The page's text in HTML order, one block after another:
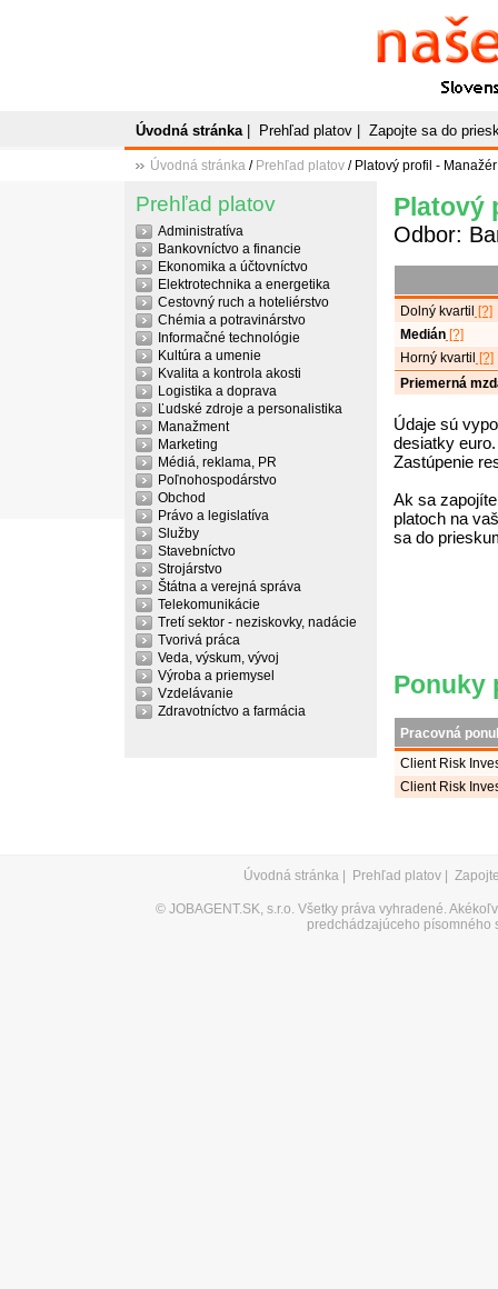
Naše
Slovenský
Úvodná stránka| Prehľad platov Zapojte sa do
Úvodná stránka / Prehľad platov / Platový profil -
Prehľad platov
Administratíva
Bankovníctvo a financie
Ekonomika a účtovníctvo
Elektrotechnika a energetika
Cestovný ruch a hoteliérstvo
Chémia a potravinárstvo
Informačné technológie
Kultúra a umenie
Kvalita a kontrola akosti
Logistika a doprava
Ľudské zdroje a personalistika
Manažment
Marketing
Médiá, reklama, PR
Poľnohospodárstvo
Obchod
Právo a legislatíva
Služby
Stavebníctvo
Strojárstvo
Štátna a verejná správa
Telekomunikácie
Tretí sektor - neziskovky, nadácie
Tvorivá práca
Veda, výskum, vývoj
Výroba a priemysel
Vzdelávanie
Zdravotníctvo a farmácia
Platový
Odbor:
Dolný kvartil
[?]
Medián[?]
Horný kvartil
[?]
Priemerná
Údaje sú
desiatky euro.
Zastúpenie
Ak sa
platoch na
sa do
Ponuky
Pracovná
Client Risk
Client Risk
Úvodná stránka | Prehľad platov |
© JOBAGENT.SK, s.r.o. Všetky práva vyhradené.
predchádzajúceho písomného